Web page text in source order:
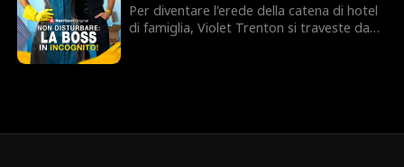
Per diventare l'erede della catena di hotel
di famiglia, Violet Trenton si traveste da